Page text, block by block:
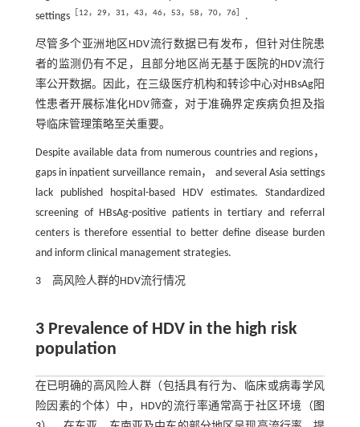
settings‎［12，‎29‎，31‎，43，‎46，‎53，‎58‎，70，‎76］ .
尽管多个亚洲地区HDV流行数据已有发布，但针对住院患
者的监测仍有不足，且部分地区尚无基于医院的HDV流行
率公开数据。因此，在三级医疗机构和转诊中心对HBsAg阳
性患者开展标准化HDV筛查，对于准确界定疾病负担及指
导临床管理策略至关重要。
Despite available data from numerous countries and regions，
gaps in inpatient surveillance remain， and several Asia settings
lack published hospital-based HDV estimates. Standardized
screening of HBsAg-positive patients in tertiary and referral
centers is therefore essential to better define disease burden
and inform clinical management strategies.
3 高风险人群的HDV流行情况
3 Prevalence of HDV in the high risk
population
在已明确的高风险人群（包括具有行为、临床或病毒学风
险因素的个体）中，HDV的流行率通常高于社区环境（ 图